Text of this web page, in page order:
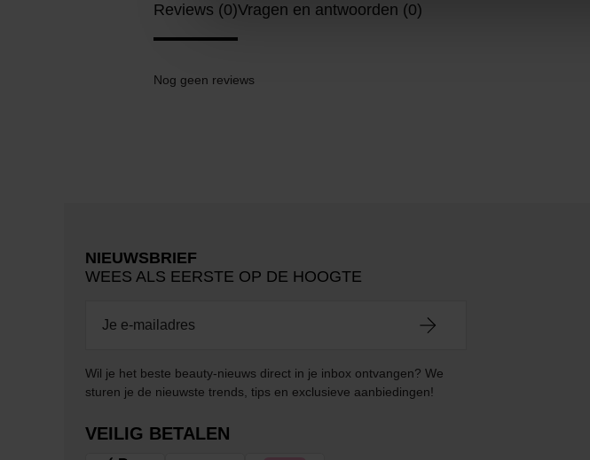
Reviews (0)Vragen en antwoorden (0)
Nog geen reviews
NIEUWSBRIEF
WEES ALS EERSTE OP DE HOOGTE
Wil je het beste beauty-nieuws direct in je inbox ontvangen? We
sturen je de nieuwste trends, tips en exclusieve aanbiedingen!
VEILIG BETALEN